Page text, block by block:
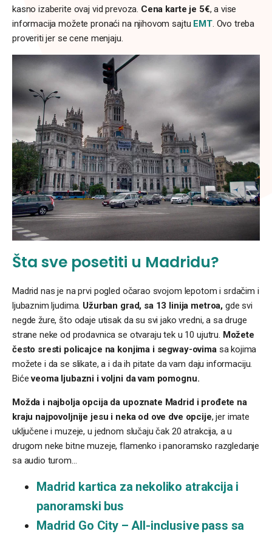
kasno izaberite ovaj vid prevoza. Cena karte je 5€, a vise
informacija možete pronaći na njihovom sajtu EMT. Ovo treba
proveriti jer se cene menjaju.
Šta sve posetiti u Madridu?
Madrid nas je na prvi pogled očarao svojom lepotom i srdačim i
ljubaznim ljudima. Užurban grad, sa 13 linija metroa, gde svi
negde žure, što odaje utisak da su svi jako vredni, a sa druge
strane neke od prodavnica se otvaraju tek u 10 ujutru. Možete
često sresti policajce na konjima i segway-ovimasa kojima
možete i da se slikate, a i da ih pitate da vam daju informaciju.
Bićeveoma ljubazni i voljni da vam pomognu.
Možda i najbolja opcija da upoznate Madrid i prođete na
kraju najpovoljnije jesu i neka od ove dve opcije, jer imate
uključene i muzeje, u jednom slučaju čak 20 atrakcija, a u
drugom neke bitne muzeje, flamenko i panoramsko razgledanje
sa audio turom…
Madrid kartica za nekoliko atrakcija i
panoramski bus
Madrid Go City – All-inclusive pass sa